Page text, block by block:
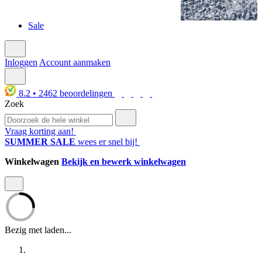
Sale
InloggenAccount aanmaken
8.2 • 2462 beoordelingen
Zoek
Vraag korting aan!
SUMMER SALE wees er snel bij!
Winkelwagen Bekijk en bewerk winkelwagen
Bezig met laden...